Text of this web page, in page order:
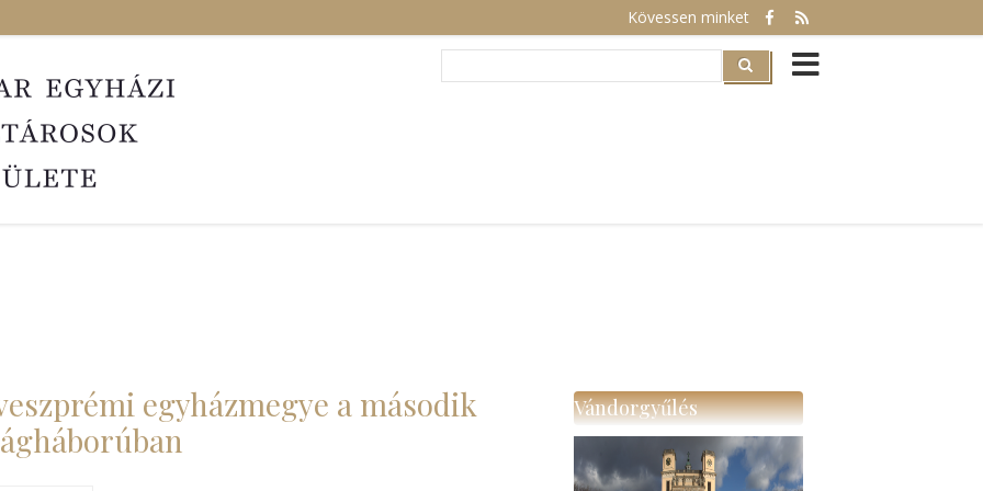
Kövessen minket
Search
egyházmegye a második
Vándorgyűlés